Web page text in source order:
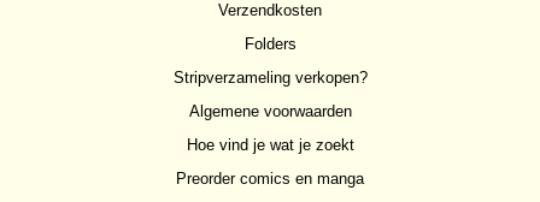
Verzendkosten
Folders
Stripverzameling verkopen?
Algemene voorwaarden
Hoe vind je wat je zoekt
Preorder comics en manga